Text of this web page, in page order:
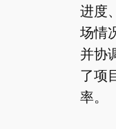
进度
场情
并协
了项
率。